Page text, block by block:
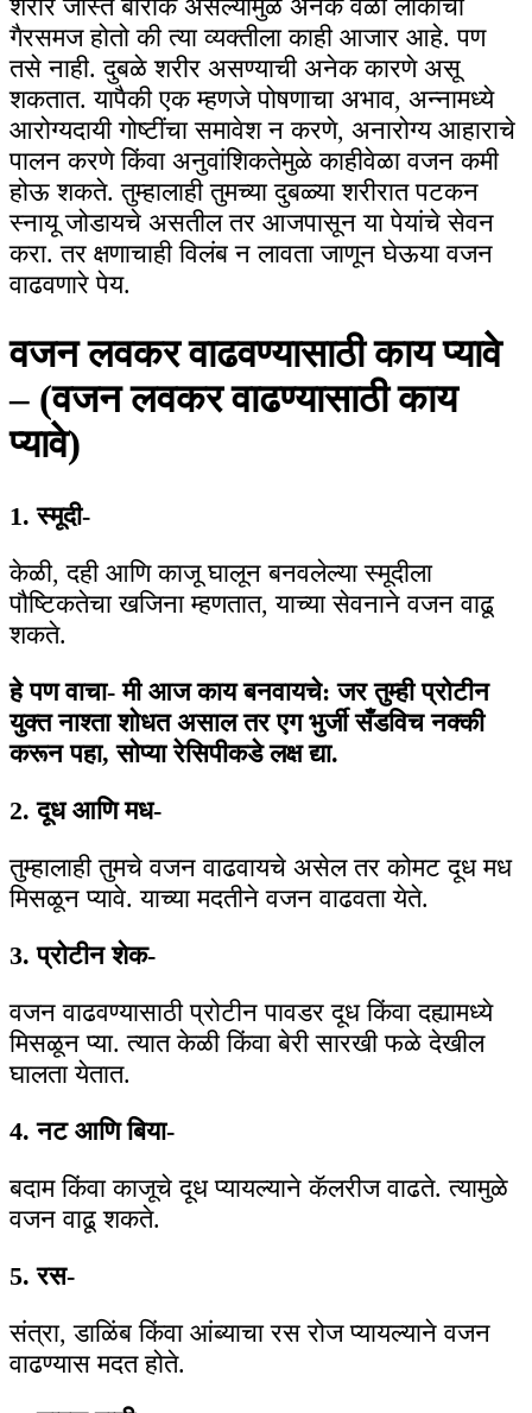
शरीर जास्त बारीक असल्यामुळे अनेक वेळा लोकांचा
गैरसमज होतो की त्या व्यक्तीला काही आजार आहे. पण
तसे नाही. दुबळे शरीर असण्याची अनेक कारणे असू
शकतात. यापैकी एक म्हणजे पोषणाचा अभाव, अन्नामध्ये
आरोग्यदायी गोष्टींचा समावेश न करणे, अनारोग्य आहाराचे
पालन करणे किंवा अनुवांशिकतेमुळे काहीवेळा वजन कमी
होऊ शकते. तुम्हालाही तुमच्या दुबळ्या शरीरात पटकन
स्नायू जोडायचे असतील तर आजपासून या पेयांचे सेवन
करा. तर क्षणाचाही विलंब न लावता जाणून घेऊया वजन
वाढवणारे पेय.
वजन लवकर वाढवण्यासाठी काय प्यावे
– (वजन लवकर वाढण्यासाठी काय
प्यावे)
1. स्मूदी-
केळी, दही आणि काजू घालून बनवलेल्या स्मूदीला
पौष्टिकतेचा खजिना म्हणतात, याच्या सेवनाने वजन वाढू
शकते.
हे पण वाचा-मी आज काय बनवायचे: जर तुम्ही प्रोटीन
युक्त नाश्ता शोधत असाल तर एग भुर्जी सँडविच नक्की
करून पहा, सोप्या रेसिपीकडे लक्ष द्या.
2. दूध आणि मध-
तुम्हालाही तुमचे वजन वाढवायचे असेल तर कोमट दूध मध
मिसळून प्यावे. याच्या मदतीने वजन वाढवता येते.
3. प्रोटीन शेक-
वजन वाढवण्यासाठी प्रोटीन पावडर दूध किंवा दह्यामध्ये
मिसळून प्या. त्यात केळी किंवा बेरी सारखी फळे देखील
घालता येतात.
4. नट आणि बिया-
बदाम किंवा काजूचे दूध प्यायल्याने कॅलरीज वाढते. त्यामुळे
वजन वाढू शकते.
5. रस-
संत्रा, डाळिंब किंवा आंब्याचा रस रोज प्यायल्याने वजन
वाढण्यास मदत होते.